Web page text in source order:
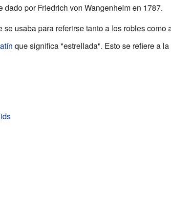
dado por Friedrich von Wangenheim en 1787.
se usaba para referirse tanto a los robles como
que significa "estrellada". Esto se refiere a